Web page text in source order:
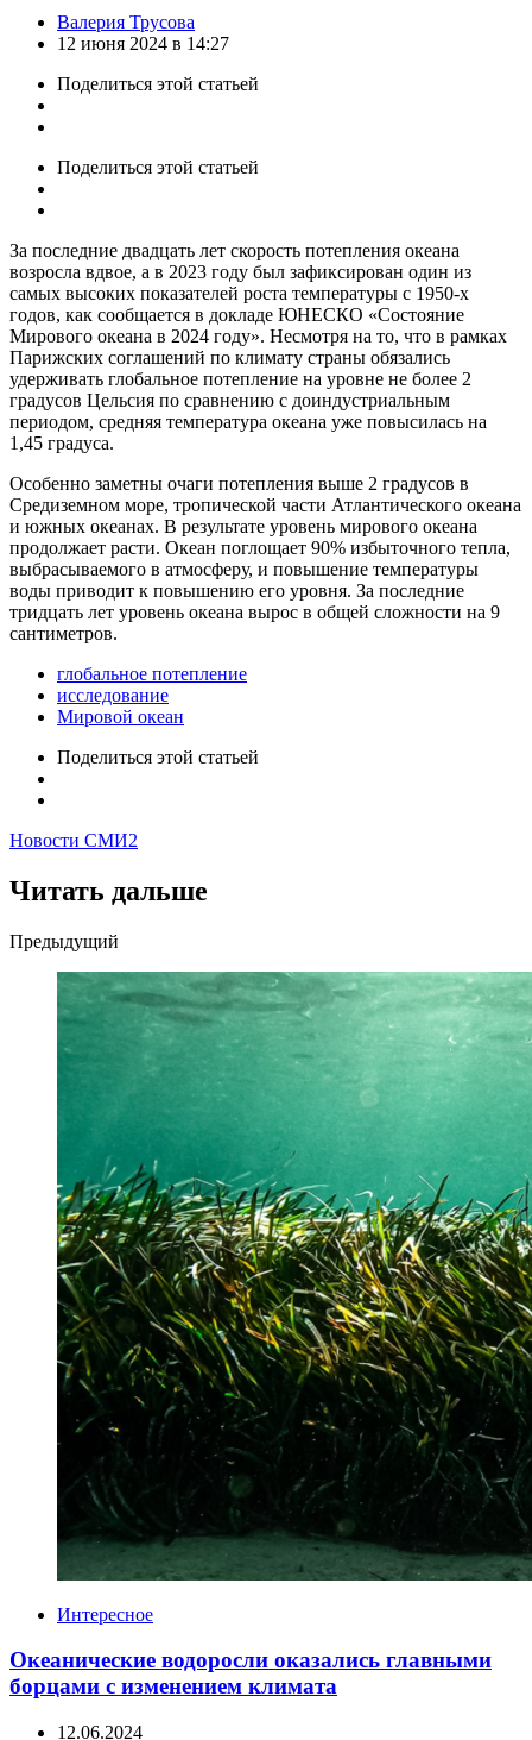
Posted
by
Валерия Трусова
12 июня 2024 в 14:27
Поделиться этой статьей
Поделиться этой статьей
За последние двадцать лет скорость потепления океана
возросла вдвое, а в 2023 году был зафиксирован один из
самых высоких показателей роста температуры с 1950-х
годов, как сообщается в докладе ЮНЕСКО «Состояние
Мирового океана в 2024 году». Несмотря на то, что в рамках
Парижских соглашений по климату страны обязались
удерживать глобальное потепление на уровне не более 2
градусов Цельсия по сравнению с доиндустриальным
периодом, средняя температура океана уже повысилась на
1,45 градуса.
Особенно заметны очаги потепления выше 2 градусов в
Средиземном море, тропической части Атлантического океана
и южных океанах. В результате уровень мирового океана
продолжает расти. Океан поглощает 90% избыточного тепла,
выбрасываемого в атмосферу, и повышение температуры
воды приводит к повышению его уровня. За последние
тридцать лет уровень океана вырос в общей сложности на 9
сантиметров.
глобальное потепление
исследование
Мировой океан
Поделиться этой статьей
Новости СМИ2
Читать дальше
Post
navigation
Предыдущий
Интересное
Океанические водоросли оказались главными
борцами с изменением климата
12.06.2024